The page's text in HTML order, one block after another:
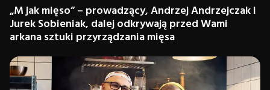
„M jak mięso” – prowadzący, Andrzej Andrzejczak i
Jurek Sobieniak, dalej odkrywają przed Wami
arkana sztuki przyrządzania mięsa